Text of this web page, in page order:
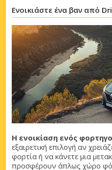
Ενοικιάστε ένα βαν από
Η ενοικίαση ενός
εξαιρετική επιλογή αν
φορτία ή να κάνετε μια
προσφέρουν άπλως χώρο